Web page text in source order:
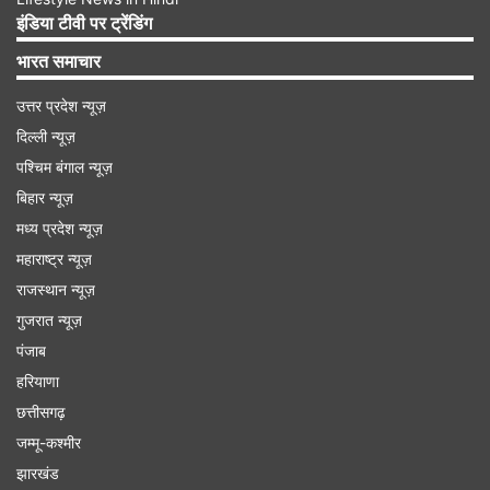
Advertisement
यूजर्स ने दी प्रति​क्रियाएं
इस वीडियो पर अब तक कई यूजर्स ने प्रतिक्रियाएं दी हैं।
एक यूजर ने लिखा कि, 'आलसी पोती।' दूसरे ने लिखा कि,
इंडिया टीवी पर ट्रेंडिंग
भारत समाचार
उत्तर प्रदेश न्यूज़
दिल्ली न्यूज़
पश्चिम बंगाल न्यूज़
बिहार न्यूज़
मध्य प्रदेश न्यूज़
महाराष्ट्र न्यूज़
राजस्थान न्यूज़
गुजरात न्यूज़
पंजाब
हरियाणा
छत्तीसगढ़
जम्मू-कश्मीर
झारखंड